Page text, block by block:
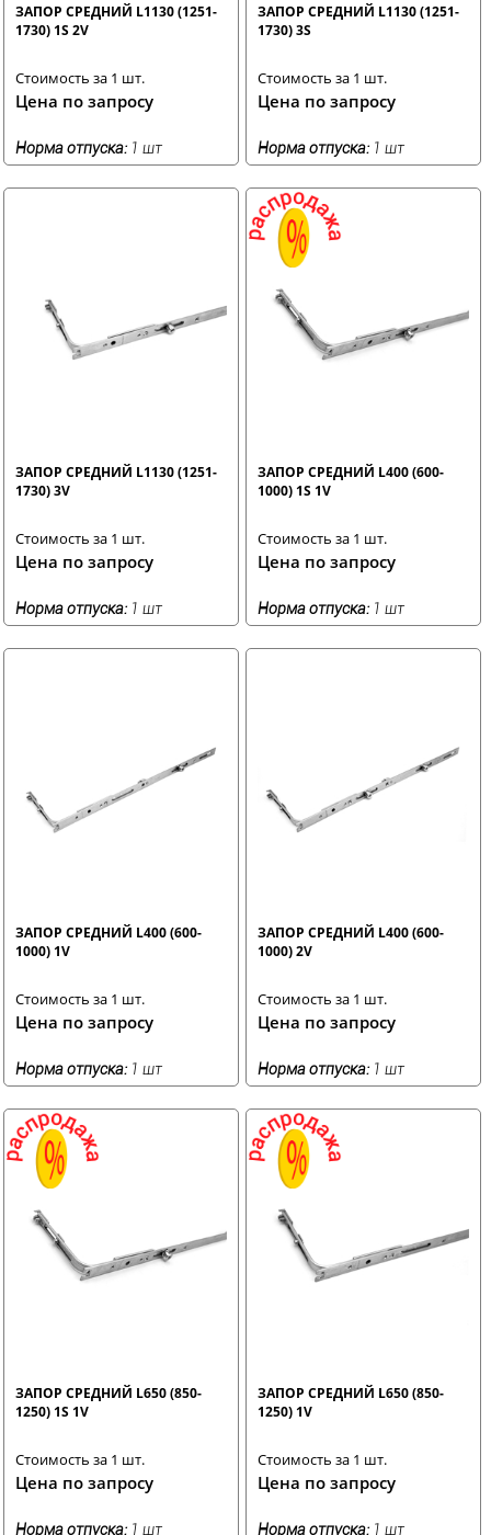
ЗАПОР СРЕДНИЙ L1130 (1251-
1730) 1S 2V
Стоимость за 1 шт.
Цена по запросу
Норма отпуска: 1 шт
ЗАПОР СРЕДНИЙ L1130 (1251-
1730) 3S
Стоимость за 1 шт.
Цена по запросу
Норма отпуска: 1 шт
ЗАПОР СРЕДНИЙ L1130 (1251-
1730) 3V
Стоимость за 1 шт.
Цена по запросу
Норма отпуска: 1 шт
ЗАПОР СРЕДНИЙ L400 (600-
1000) 1S 1V
Стоимость за 1 шт.
Цена по запросу
Норма отпуска: 1 шт
ЗАПОР СРЕДНИЙ L400 (600-
1000) 1V
Стоимость за 1 шт.
Цена по запросу
Норма отпуска: 1 шт
ЗАПОР СРЕДНИЙ L400 (600-
1000) 2V
Стоимость за 1 шт.
Цена по запросу
Норма отпуска: 1 шт
ЗАПОР СРЕДНИЙ L650 (850-
1250) 1S 1V
Стоимость за 1 шт.
Цена по запросу
Норма отпуска: 1 шт
ЗАПОР СРЕДНИЙ L650 (850-
1250) 1V
Стоимость за 1 шт.
Цена по запросу
Норма отпуска: 1 шт